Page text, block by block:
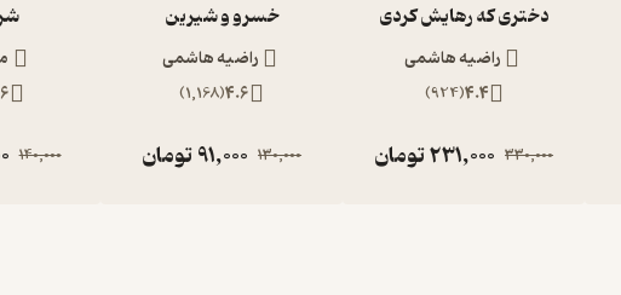
دختری که رهایش کردی
راضیه هاشمی
4.4
(
924
)
330,000
231,000تومان
خسرو و شیرین
راضیه هاشمی
4.6
(
1,168
)
130,000
91,000تومان 140,000